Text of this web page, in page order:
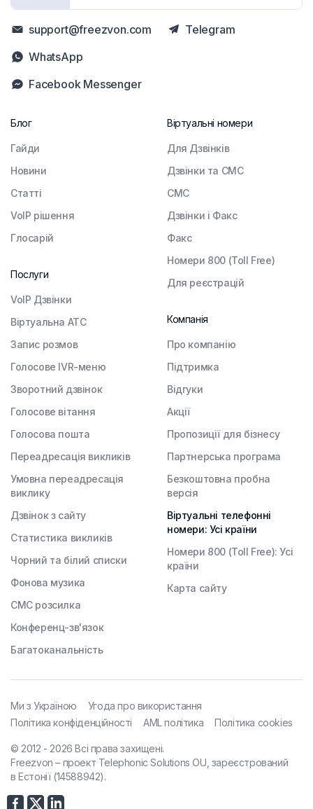
support@freezvon.com
Facebook Messenger
Telegram
WhatsApp
Блог
Гайди
Новини
Статті
VoIP рішення
Глосарій
Послуги
VoIP Дзвінки
Віртуальна АТС
Запис розмов
Голосове IVR-меню
Зворотний дзвінок
Голосове вітання
Голосова пошта
Переадресація викликів
Умовна переадресація
виклику
Дзвінок з сайту
Статистика викликів
Чорний та білий списки
Фонова музика
СМС розсилка
Конференц-зв'язок
Багатоканальність
Віртуальні номери
Для Дзвінків
Дзвінки та СМС
СМС
Дзвінки і Факс
Факс
Номери 800 (Toll Free)
Для реєстрацій
Компанія
Про компанію
Підтримка
Відгуки
Акції
Пропозиції для бізнесу
Партнерська програма
Безкоштовна пробна
версія
Віртуальні телефонні
номери: Усі країни
Номери 800 (Toll Free): Усі
країни
Карта сайту
Ми з Україною
Угода про використання
Політика конфіденційності
AML політика Політика cookies
© 2012 - 2026 Всі права захищені.
Freezvon – проект Telephonic Solutions OU, зареєстрований
в Естонії (14588942).